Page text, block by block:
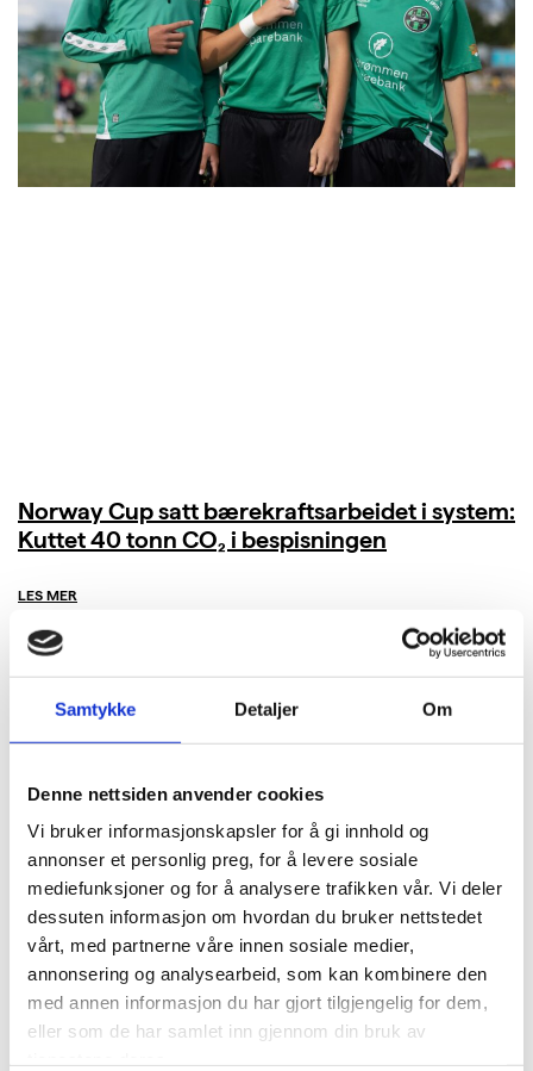
Samtykke Detaljer Om
Denne nettsiden anvender cookies
Vi bruker informasjonskapsler for å gi innhold og
annonser et personlig preg, for å levere sosiale
mediefunksjoner og for å analysere trafikken vår. Vi deler
dessuten informasjon om hvordan du bruker nettstedet
vårt, med partnerne våre innen sosiale medier,
annonsering og analysearbeid, som kan kombinere den
med annen informasjon du har gjort tilgjengelig for dem,
eller som de har samlet inn gjennom din bruk av
Norway Cup satt bærekraftsarbeidet i system:
Kuttet 40 tonn CO₂ i bespisningen
LES MER